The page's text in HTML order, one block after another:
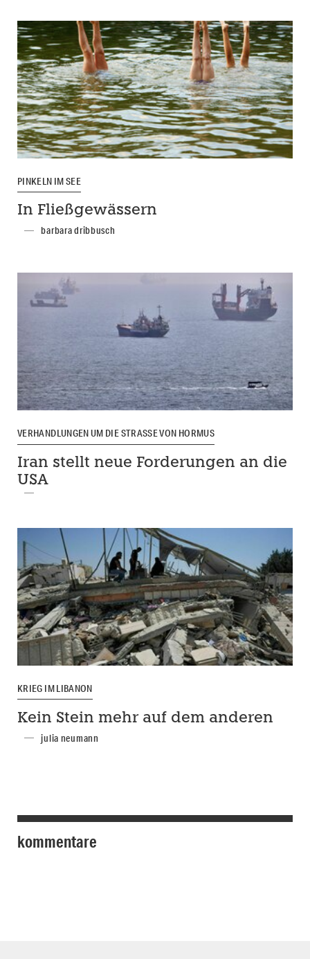
PINKELN IM SEE
In Fließgewässern
barbara dribbusch
VERHANDLUNGEN UM DIE STRASSE VON HORMUS
Iran stellt neue Forderungen an die
USA
KRIEG IM LIBANON
Kein Stein mehr auf dem anderen
julia neumann
kommentare